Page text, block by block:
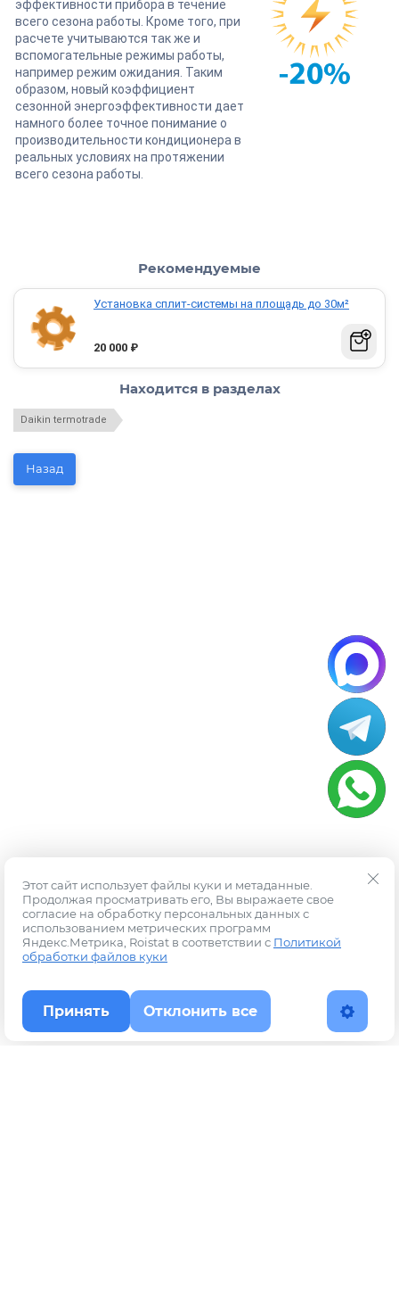
эффективности прибора в течение
всего сезона работы. Кроме того, при
расчете учитываются так же и
вспомогательные режимы работы,
например режим ожидания. Таким
образом, новый коэффициент
сезонной энергоэффективности дает
намного более точное понимание о
производительности кондиционера в
реальных условиях на протяжении
всего сезона работы.
Рекомендуемые
Установка сплит-системы на площадь до 30м²
20 000 ₽
Находится в разделах
Daikin termotrade
Назад
Этот сайт использует файлы куки и метаданные.
Продолжая просматривать его, Вы выражаете свое
согласие на обработку персональных данных с
использованием метрических программ
Яндекс.Метрика, Roistat в соответствии с Политикой
обработки файлов куки
Принять Отклонить все